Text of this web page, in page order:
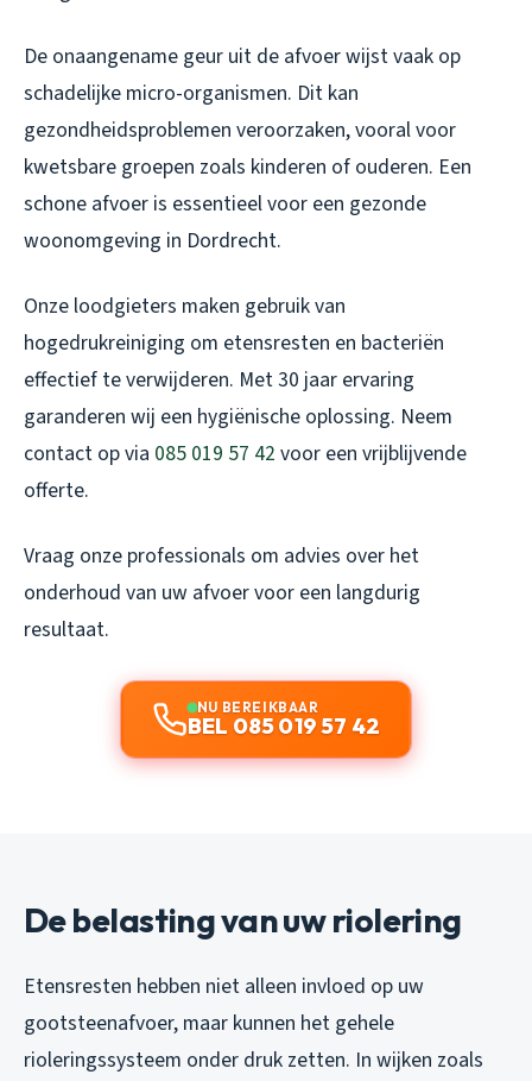
De onaangename geur uit de afvoer wijst vaak op
schadelijke micro-organismen. Dit kan
gezondheidsproblemen veroorzaken, vooral voor
kwetsbare groepen zoals kinderen of ouderen. Een
schone afvoer is essentieel voor een gezonde
woonomgeving in Dordrecht.
Onze loodgieters maken gebruik van
hogedrukreiniging om etensresten en bacteriën
effectief te verwijderen. Met 30 jaar ervaring
garanderen wij een hygiënische oplossing. Neem
contact op via 085 019 57 42 voor een vrijblijvende
offerte.
Vraag onze professionals om advies over het
onderhoud van uw afvoer voor een langdurig
resultaat.
NU BEREIKBAAR
BEL 085 019 57 42
De belasting van uw riolering
Etensresten hebben niet alleen invloed op uw
gootsteenafvoer, maar kunnen het gehele
rioleringssysteem onder druk zetten. In wijken zoals